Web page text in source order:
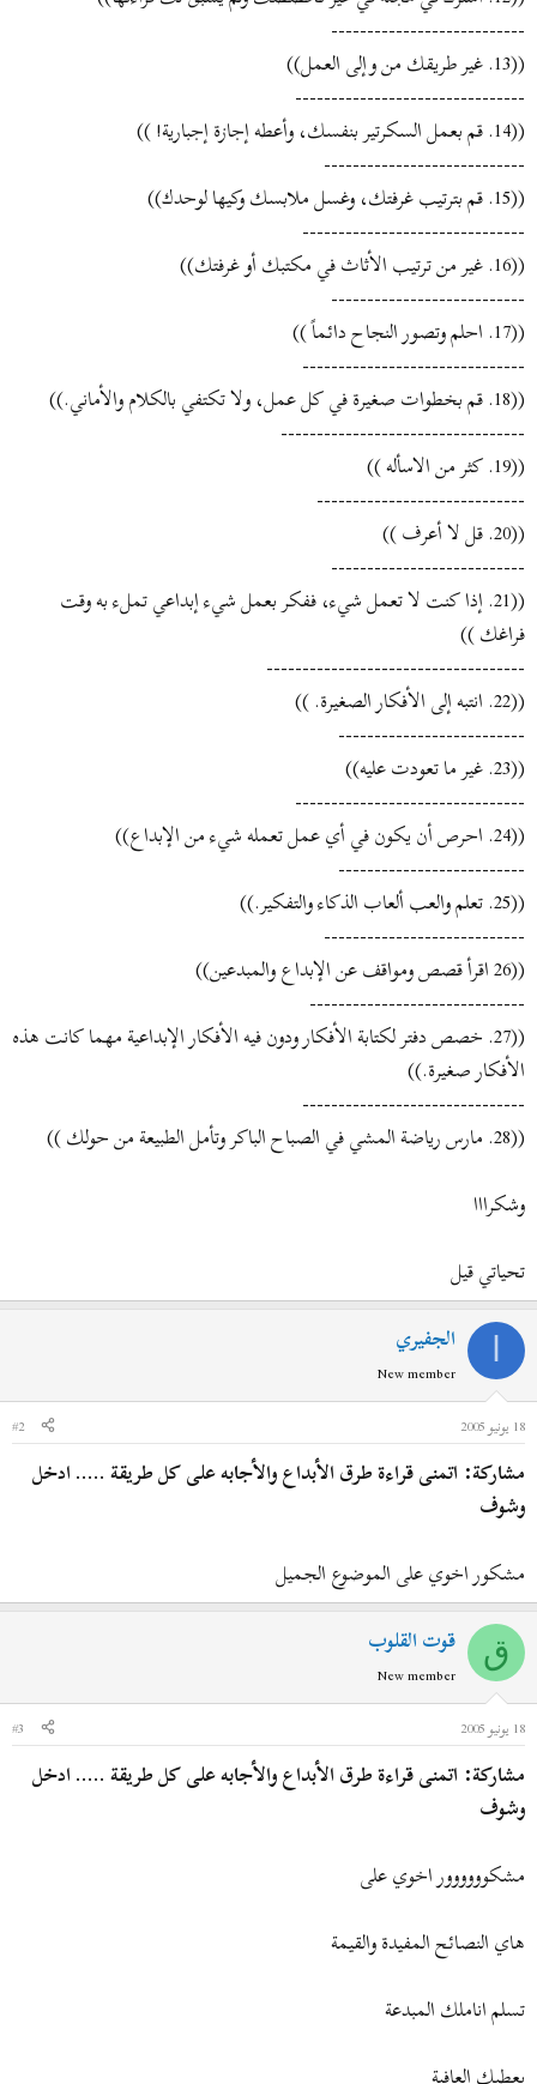
---------------------------
((13. غير طريقك من وإلى العمل))
--------------------------------
((14. قم بعمل السكرتير بنفسك، وأعطه إجازة إجبارية! ))
----------------------------
((15. قم بترتيب غرفتك، وغسل ملابسك وكيها لوحدك))
-------------------------------
((16. غير من ترتيب الأثاث في مكتبك أو غرفتك))
---------------------------
((17. احلم وتصور النجاح دائماً ))
-------------------------------
((18. قم بخطوات صغيرة في كل عمل، ولا تكتفي بالكلام والأماني.))
----------------------------------
((19. كثر من الاسأله ))
-----------------------------
((20. قل لا أعرف ))
---------------------------
((21. إذا كنت لا تعمل شيء، ففكر بعمل شيء إبداعي تملء به وقت
فراغك ))
------------------------------------
((22. انتبه إلى الأفكار الصغيرة. ))
--------------------------
((23. غير ما تعودت عليه))
--------------------------------
((24. احرص أن يكون في أي عمل تعمله شيء من الإبداع))
--------------------------
((25. تعلم والعب ألعاب الذكاء والتفكير.))
----------------------------
((26 اقرأ قصص ومواقف عن الإبداع والمبدعين))
------------------------------
((27. خصص دفتر لكتابة الأفكار ودون فيه الأفكار الإبداعية مهما كانت هذه
الأفكار صغيرة.))
-------------------------------
((28. مارس رياضة المشي في الصباح الباكر وتأمل الطبيعة من حولك ))
وشكرااا
تحياتي قيل
الجفيري
New member
18 يونيو 2005
#2
مشاركة: اتمنى قراءة طرق الأبداع والأجابه على كل طريقة ..... ادخل
وشوف
مشكور اخوي على الموضوع الجميل
ق قوت القلوب
New member
18 يونيو 2005
#3
مشاركة: اتمنى قراءة طرق الأبداع والأجابه على كل طريقة ..... ادخل
وشوف
مشكوووووور اخوي على
هاي النصائح المفيدة والقيمة
تسلم اناملك المبدعة